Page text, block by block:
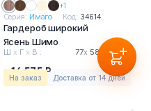
+1
Серия: Имаго Код: 34614
Гардероб широкий
Ясень Шимо
Ш х Г х В : 77х 58 197.5см
16 575 Р
На заказ Доставка от 14 дней